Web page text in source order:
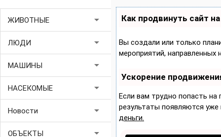
ЖИВОТНЫЕ arrow_drop_down
ЛЮДИ arrow_drop_down
МАШИНЫ arrow_drop_down
НАСЕКОМЫЕ arrow_drop_down
Новости arrow_drop_down
ОБЪЕКТЫ arrow_drop_down
Как продвинуть сайт
Вы создали или только
мероприятий, направленных
Ускорение
Если вам трудно попасть на
результаты появляются уже
деньги.